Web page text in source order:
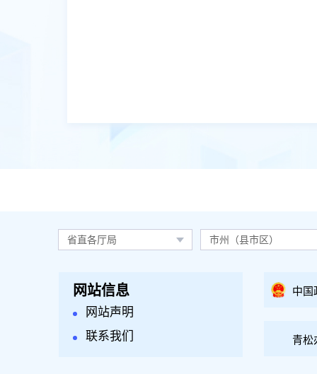
省直各厅局 市州（县市区）
网站信息
网站声明
联系我们
中国
青松